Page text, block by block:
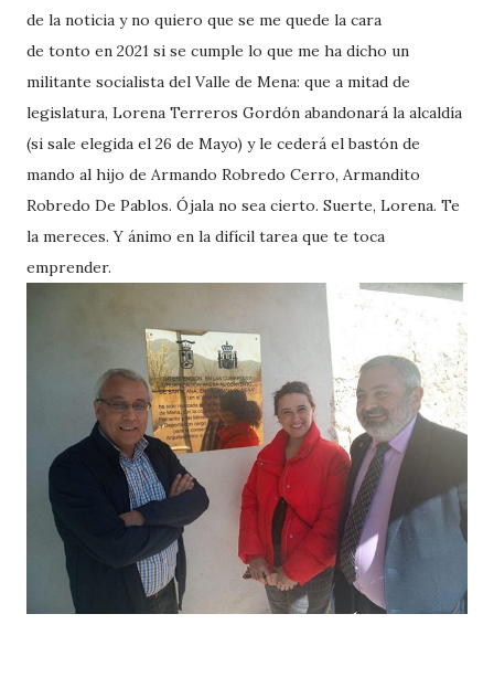
de la noticia y no quiero que se me quede la cara
de tonto en 2021 si se cumple lo que me ha dicho un
militante socialista del Valle de Mena: que a mitad de
legislatura, Lorena Terreros Gordón abandonará la alcaldía
(si sale elegida el 26 de Mayo) y le cederá el bastón de
mando al hijo de Armando Robredo Cerro, Armandito
Robredo De Pablos. Ójala no sea cierto. Suerte, Lorena. Te
la mereces. Y ánimo en la difícil tarea que te toca
emprender.